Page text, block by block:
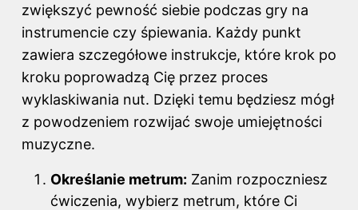
zwiększyć pewność siebie podczas gry na
instrumencie czy śpiewania. Każdy punkt
zawiera szczegółowe instrukcje, które krok po
kroku poprowadzą Cię przez proces
wyklaskiwania nut. Dzięki temu będziesz mógł
z powodzeniem rozwijać swoje umiejętności
muzyczne.
Określanie metrum: Zanim rozpoczniesz
ćwiczenia, wybierz metrum, które Ci